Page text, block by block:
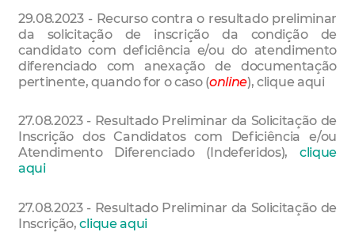
29.08.2023 - Recurso contra o resultado preliminar
da solicitação de inscrição da condição de
candidato com deficiência e/ou do atendimento
diferenciado com anexação de documentação
pertinente, quando for o caso (online), clique aqui
27.08.2023 - Resultado Preliminar da Solicitação de
Inscrição dos Candidatos com Deficiência e/ou
Atendimento Diferenciado (Indeferidos), clique
aqui
27.08.2023 - Resultado Preliminar da Solicitação de
Inscrição,clique aqui